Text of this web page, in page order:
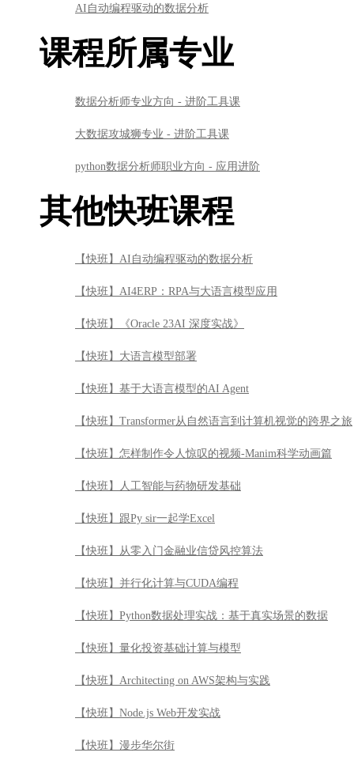
AI自动编程驱动的数据分析
课程所属专业
数据分析师专业方向 - 进阶工具课
大数据攻城狮专业 - 进阶工具课
python数据分析师职业方向 - 应用进阶
其他快班课程
【快班】AI自动编程驱动的数据分析
【快班】AI4ERP：RPA与大语言模型应用
【快班】《Oracle 23AI 深度实战》
【快班】大语言模型部署
【快班】基于大语言模型的AI Agent
【快班】Transformer从自然语言到计算机视觉的跨界之旅
【快班】怎样制作令人惊叹的视频-Manim科学动画篇
【快班】人工智能与药物研发基础
【快班】跟Py sir一起学Excel
【快班】从零入门金融业信贷风控算法
【快班】并行化计算与CUDA编程
【快班】Python数据处理实战：基于真实场景的数据
【快班】量化投资基础计算与模型
【快班】Architecting on AWS架构与实践
【快班】Node.js Web开发实战
【快班】漫步华尔街